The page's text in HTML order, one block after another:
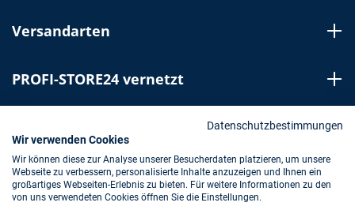
Versandarten
PROFI-STORE24 vernetzt
Bestellung widerrufen
Impressum AGB Datenschutz
Datenschutzbestimmungen
Wir verwenden Cookies
Wir können diese zur Analyse unserer Besucherdaten platzieren, um unsere
Webseite zu verbessern, personalisierte Inhalte anzuzeigen und Ihnen ein
großartiges Webseiten-Erlebnis zu bieten. Für weitere Informationen zu den
von uns verwendeten Cookies öffnen Sie die Einstellungen.